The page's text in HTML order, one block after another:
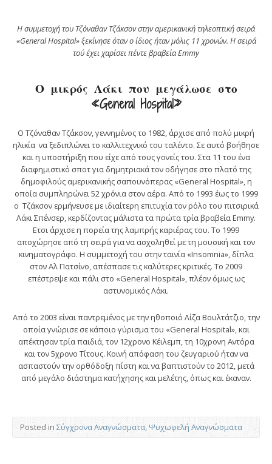
Η συμμετοχή του Τζόναθαν Τζάκσον στην αμερικανική τηλεοπτική σειρά
«General Hospital» ξεκίνησε όταν ο ίδιος ήταν μόλις 11 χρονών. H σειρά
τού έχει χαρίσει πέντε βραβεία Emmy
Ο μικρός Λάκι που μεγάλωσε στο
«General Hospital»
Ο Τζόναθαν Τζάκσον, γεννημένος το 1982, άρχισε από πολύ μικρή
ηλικία να ξεδιπλώνει το καλλιτεχνικό του ταλέντο. Σε αυτό βοήθησε
και η υποστήριξη που είχε από τους γονείς του. Στα 11 του ένα
διαφημιστικό σποτ για δημητριακά τον οδήγησε στο πλατό της
δημοφιλούς αμερικανικής σαπουνόπερας «General Hospital», η
οποία συμπληρώνει 52 χρόνια στον αέρα. Από το 1993 έως το 1999
ο Τζάκσον ερμήνευσε με ιδιαίτερη επιτυχία τον ρόλο του πιτσιρικά
Λάκι Σπένσερ, κερδίζοντας μάλιστα τα πρώτα τρία βραβεία Emmy.
Ετσι άρχισε η πορεία της λαμπρής καριέρας του. Το 1999
αποχώρησε από τη σειρά για να ασχοληθεί με τη μουσική και τον
κινηματογράφο. Η συμμετοχή του στην ταινία «Insomnia», δίπλα
στον Αλ Πατσίνο, απέσπασε τις καλύτερες κριτικές. Το 2009
επέστρεψε και πάλι στο «General Hospital», πλέον όμως ως
αστυνομικός Λάκι.
Από το 2003 είναι παντρεμένος με την ηθοποιό Λίζα Βουλτάτζιο, την
οποία γνώρισε σε κάποιο γύρισμα του «General Hospital», και
απέκτησαν τρία παιδιά, τον 12χρονο Κέιλεμπ, τη 10χρονη Αντόρα
και τον 5χρονο Τίτους. Κοινή απόφαση του ζευγαριού ήταν να
ασπαστούν την ορθόδοξη πίστη και να βαπτιστούν το 2012, μετά
από μεγάλο διάστημα κατήχησης και μελέτης, όπως και έκαναν.
Posted in Σύγχρονα Αναγνώσματα,Ψυχωφελή Αναγνώσματα